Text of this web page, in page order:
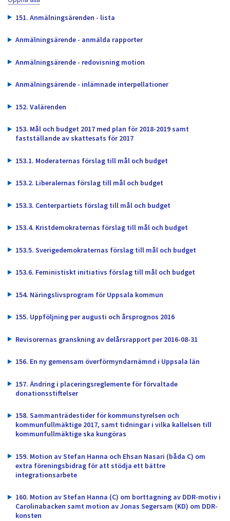
151. Anmälningsärenden - lista
Anmälningsärende - anmälda rapporter
Anmälningsärende - redovisning motion
Anmälningsärende - inlämnade interpellationer
152. Valärenden
153. Mål och budget 2017 med plan för 2018-2019 samt
fastställande av skattesats för 2017
153.1. Moderaternas förslag till mål och budget
153.2. Liberalernas förslag till mål och budget
153.3. Centerpartiets förslag till mål och budget
153.4. Kristdemokraternas förslag till mål och budget
153.5. Sverigedemokraternas förslag till mål och budget
153.6. Feministiskt initiativs förslag till mål och budget
154. Näringslivsprogram för Uppsala kommun
155. Uppföljning per augusti och årsprognos 2016
Revisorernas granskning av delårsrapport per 2016-08-31
156. En ny gemensam överförmyndarnämnd i Uppsala län
157. Ändring i placeringsreglemente för förvaltade
donationsstiftelser
158. Sammanträdestider för kommunstyrelsen och
kommunfullmäktige 2017, samt tidningar i vilka kallelsen till
kommunfullmäktige ska kungöras
159. Motion av Stefan Hanna och Ehsan Nasari (båda C) om
extra föreningsbidrag för att stödja ett bättre
integrationsarbete
160. Motion av Stefan Hanna (C) om borttagning av DDR-motiv i
Carolinabacken samt motion av Jonas Segersam (KD) om DDR-
konsten